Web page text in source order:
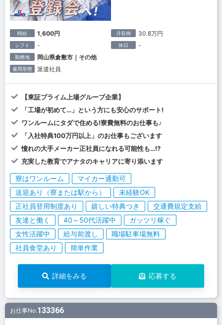
時給 1,600円 月収例 30.8万円
シフト - 休日 -
勤務地 岡山県倉敷市｜その他
雇用形態 派遣社員
【東証プライム上場グループ企業】
「工場が初めて…」という方にも安心のサポート!
ワンルームにタダで住める!寮費無料のお仕事も♪
「入社特典100万円以上」のお仕事もございます
憧れの大手メーカー正社員になれる可能性も…!?
充実した教育でアナタのキャリアに寄り添います
寮はワンルーム
マイカー通勤可
送迎あり（寮または駅から）
未経験OK
正社員登用制度あり
嬉しい特典つき
交通費規定支給
友達と働く
40～50代活躍中
ガッツリ稼ぐ
女性活躍中
給与前渡し
職場駐車場無料
社員食堂あり
簡単作業
詳細をみる 応募する
お仕事No.133366